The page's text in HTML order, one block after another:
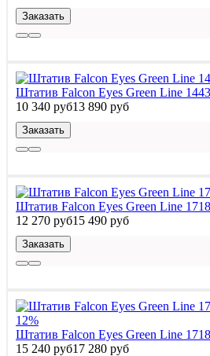
Заказать
Штатив Falcon Eyes Green Line
10 340 руб13 890 руб
Заказать
Штатив Falcon Eyes Green Line
12 270 руб15 490 руб
Заказать
12%
Штатив Falcon Eyes Green Line
15 240 руб17 280 руб